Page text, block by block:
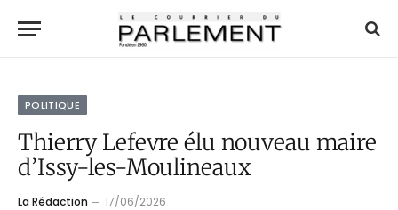
POLITIQUE
Thierry Lefevre élu nouveau maire
d’Issy-les-Moulineaux
La Rédaction 17/06/2026